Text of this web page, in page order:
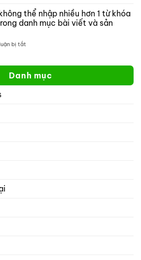
web
cụ
Kiểm
soát
bạn
trên
mạng
sao
xếp
hạng
thể nhập nhiều hơn 1 từ khóa
danh mục bài viết và sản
bị tắt
không
thể
Danh mục